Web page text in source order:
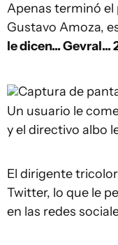
Apenas terminó el
Gustavo Amoza,
le dicen... Gevral...
Captura de
Un usuario le
y el directivo albo
El dirigente
Twitter, lo que le
en las redes